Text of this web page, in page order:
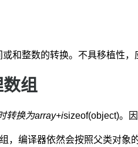
和整数的转换。不具移植性，
组
转换为array+isizeof(object)。
，编译器依然会按照父类对象